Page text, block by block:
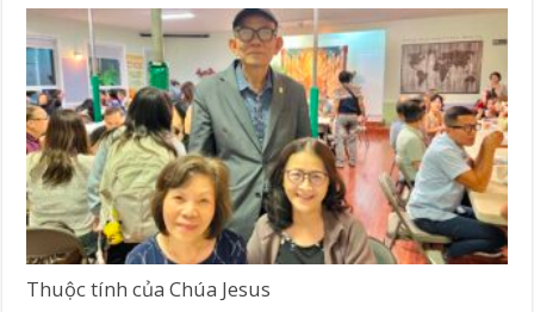
Thuộc tính của Chúa Jesus